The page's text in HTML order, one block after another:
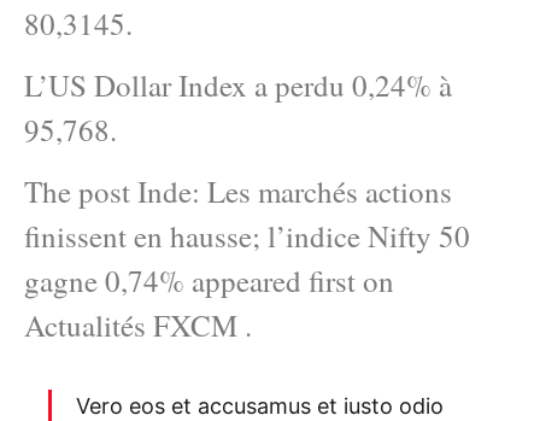
80,3145.
L’US Dollar Index a perdu 0,24% à
95,768.
The post Inde: Les marchés actions
finissent en hausse; l’indice Nifty 50
gagne 0,74% appeared first on
Actualités FXCM .
Vero eos et accusamus et iusto odio